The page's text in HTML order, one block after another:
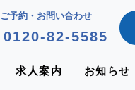
ご予約・お問い合わせ
0120-82-5585
求人案内 お知らせ